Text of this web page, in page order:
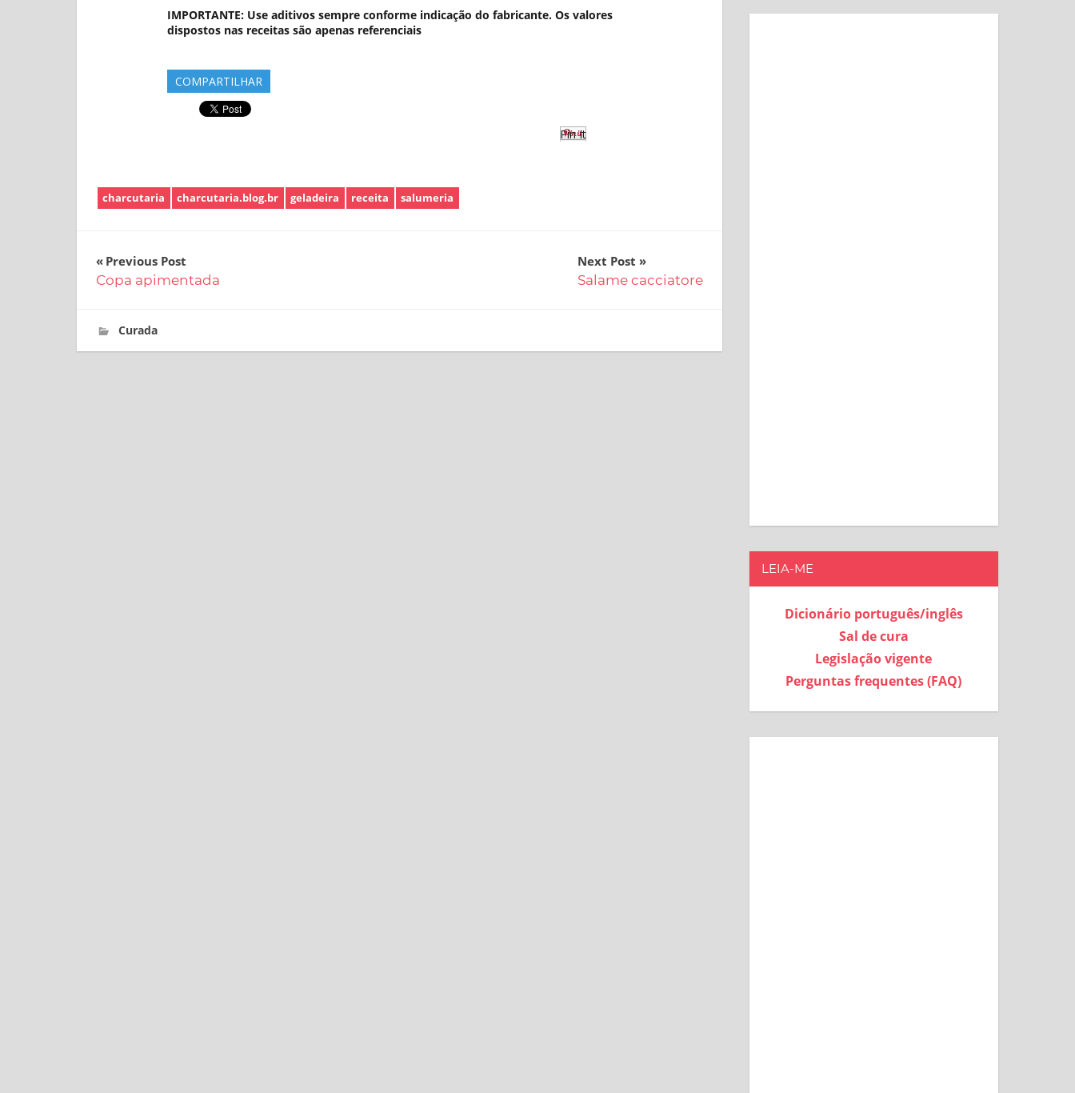
IMPORTANTE: Use aditivos sempre conforme indicação do fabricante. Os valores
dispostos nas receitas são apenas referenciais
COMPARTILHAR
Pin It
charcutaria charcutaria.blog.br geladeira receita salumeria
Navegação
de
Post
Previous Post
Copa apimentada
Next Post
Salame cacciatore
19 de janeiro de 2017
charcutaria.blog.br
Curada
LEIA-ME
Dicionário português/inglês
Sal de cura
Legislação vigente
Perguntas frequentes (FAQ)